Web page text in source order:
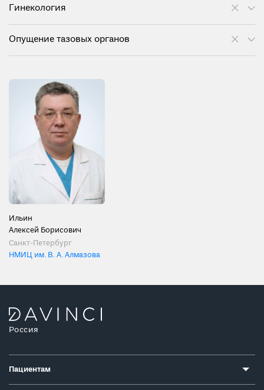
Гинекология
Опущение тазовых органов
Ильин
Алексей Борисович
Санкт-Петербург
НМИЦ им. В. А. Алмазова
Россия
Пациентам